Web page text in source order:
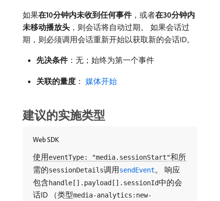
如果​在10分钟内未收到任何事件，或者​在30分钟内
未移动播放头 ，则会话将自动过期。 如果会话过
期，则必须调用会话重新开始以获取新的会话ID。
先决条件：无；始终为第一个事件
关联的量度 ： 媒体开始
建议的实施类型
Web SDK
使用eventType: "media.sessionStart"和所
需的sessionDetails调用sendEvent。 响应
包含handle[].payload[].sessionId中的会
话ID （类型media-analytics:new-